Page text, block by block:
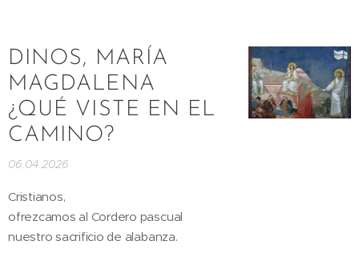
DINOS, MARÍA
MAGDALENA
¿QUÉ VISTE EN EL
CAMINO?
06.04.2026
Cristianos,
ofrezcamos al Cordero pascual
nuestro sacrificio de alabanza.